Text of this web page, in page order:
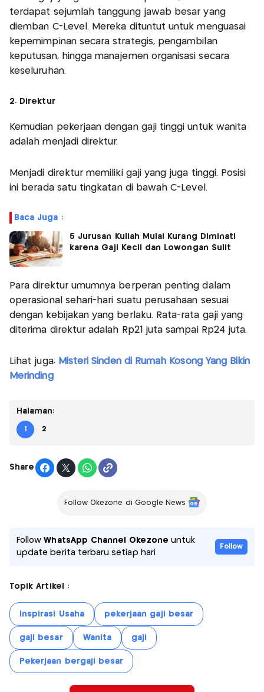
terdapat sejumlah tanggung jawab besar yang
diemban C-Level. Mereka dituntut untuk menguasai
kepemimpinan secara strategis, pengambilan
keputusan, hingga manajemen organisasi secara
keseluruhan.
2. Direktur
Kemudian pekerjaan dengan gaji tinggi untuk wanita
adalah menjadi direktur.
Menjadi direktur memiliki gaji yang juga tinggi. Posisi
ini berada satu tingkatan di bawah C-Level.
Baca Juga :
5 Jurusan Kuliah Mulai Kurang Diminati
karena Gaji Kecil dan Lowongan Sulit
Para direktur umumnya berperan penting dalam
operasional sehari-hari suatu perusahaan sesuai
dengan kebijakan yang berlaku. Rata-rata gaji yang
diterima direktur adalah Rp21 juta sampai Rp24 juta.
Lihat juga: Misteri Sinden di Rumah Kosong Yang Bikin
Merinding
Halaman:
1 2
Share
Follow Okezone di Google News
FollowWhatsApp Channel Okezone untuk
update berita terbaru setiap hari
Follow
Topik Artikel :
Inspirasi Usaha pekerjaan gaji besar
gaji besar Wanita gaji
Pekerjaan bergaji besar